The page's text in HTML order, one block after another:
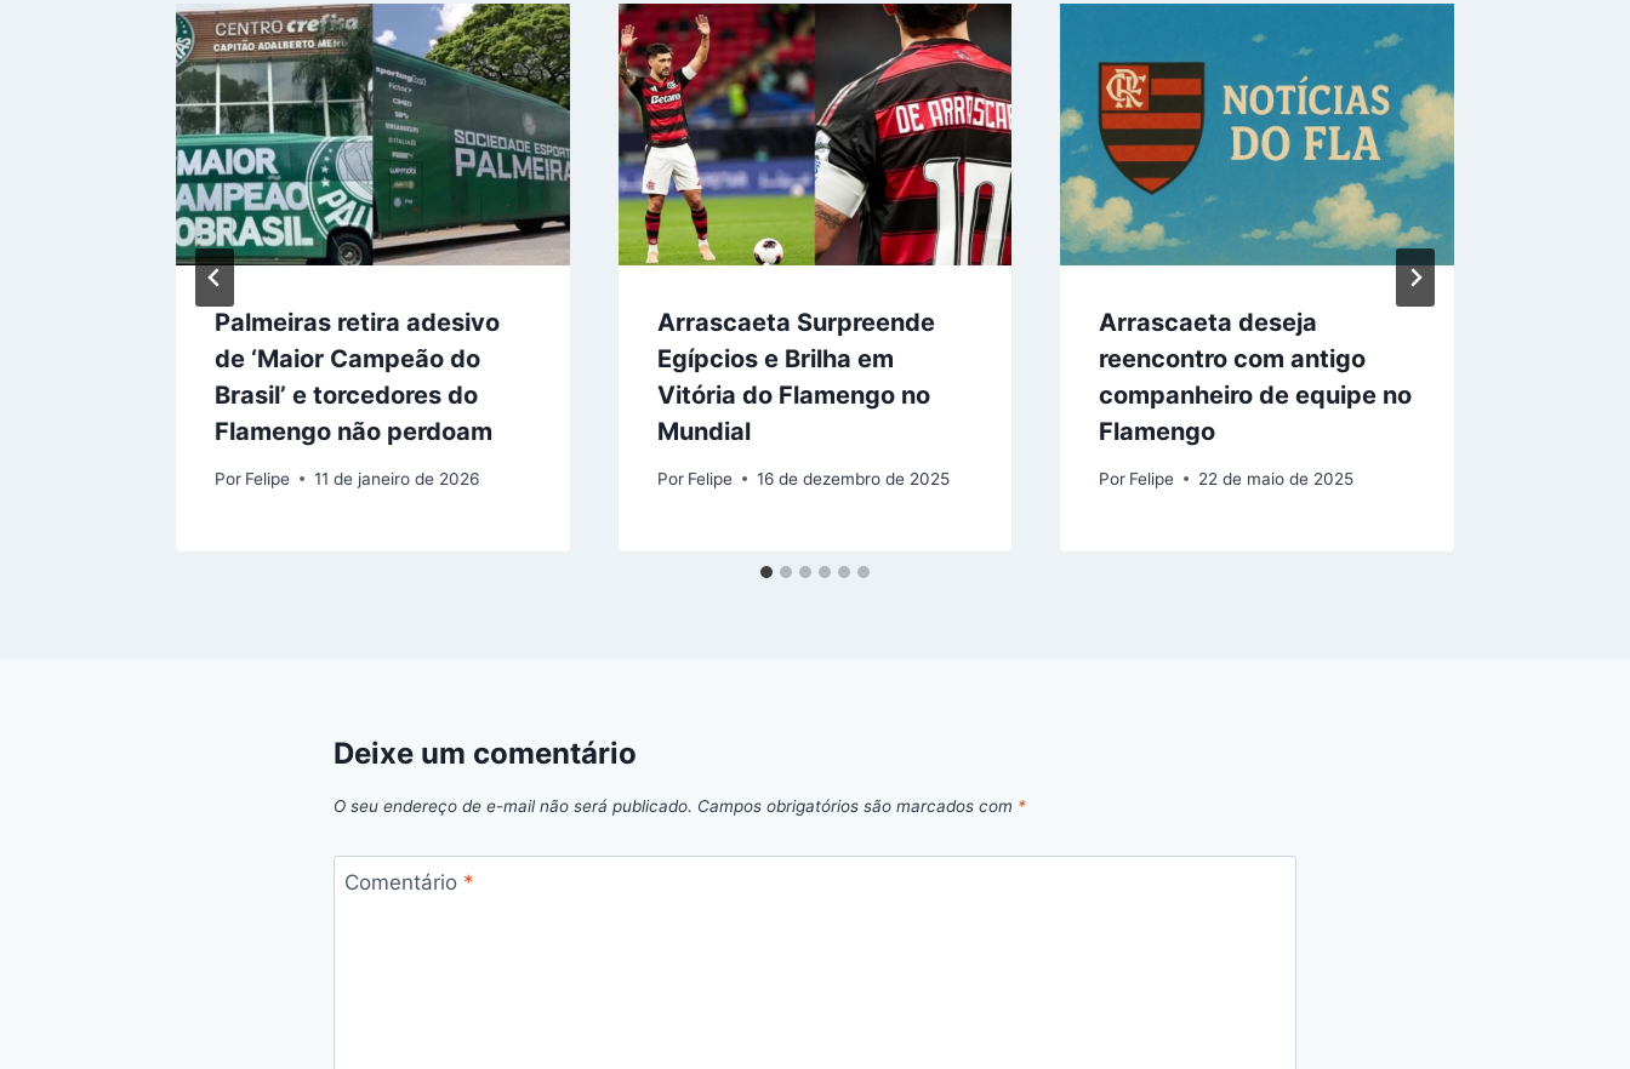
Palmeiras retira adesivo
de ‘Maior Campeão do
Brasil’ e torcedores do
Flamengo não perdoam
Por Felipe 11 de janeiro de 2026
Arrascaeta Surpreende
Egípcios e Brilha em
Vitória do Flamengo no
Mundial
Por Felipe 16 de dezembro de 2025
Arrascaeta deseja
reencontro com antigo
companheiro de equipe no
Flamengo
Por Felipe 22 de maio de 2025
Deixe um comentário
O seu endereço de e-mail não será publicado. Campos obrigatórios são marcados com *
Comentário *